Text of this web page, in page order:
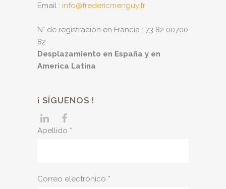
Email : info@fredericmenguy.fr
N° de registración en Francia : 73 82 00700
82
Desplazamiento en España y en
America Latina
¡ SÍGUENOS !
Apellido *
Correo electrónico *